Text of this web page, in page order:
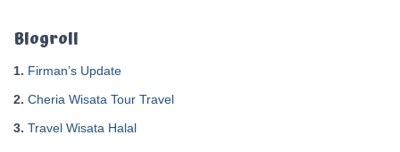
Blogroll
1. Firman’s Update
2. Cheria Wisata Tour Travel
3. Travel Wisata Halal